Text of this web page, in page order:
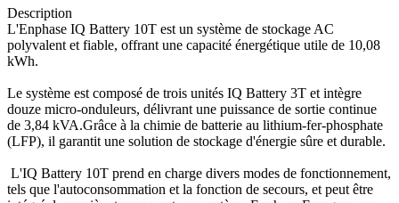
Description
L'Enphase IQ Battery 10T est un système de stockage AC
polyvalent et fiable, offrant une capacité énergétique utile de 10,08
kWh.
Le système est composé de trois unités IQ Battery 3T et intègre
douze micro-onduleurs, délivrant une puissance de sortie continue
de 3,84 kVA.Grâce à la chimie de batterie au lithium-fer-phosphate
(LFP), il garantit une solution de stockage d'énergie sûre et durable.
L'IQ Battery 10T prend en charge divers modes de fonctionnement,
tels que l'autoconsommation et la fonction de secours, et peut être